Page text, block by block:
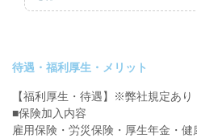
待遇・福利厚生・メリット
【福利厚生・待遇】※弊社規定あり
■保険加入内容
雇用保険・労災保険・厚生年金・健